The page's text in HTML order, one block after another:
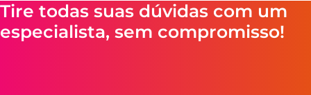
Tire todas suas dúvidas com um
especialista, sem compromisso!